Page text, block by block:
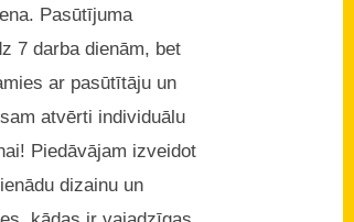
Pasūtījuma
7 darba dienām, bet
ar pasūtītāju un
atvērti individuālu
Piedāvājam izveidot
dizainu un